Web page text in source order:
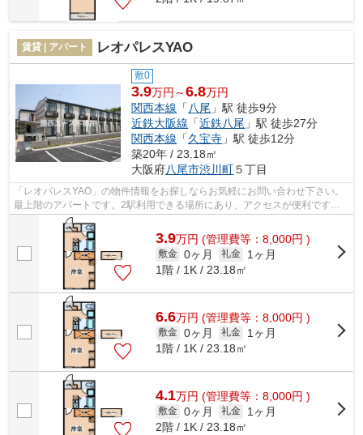
賃貸 | アパート レオパレスYAO
敷0
3.9万円～6.8万円
関西本線 「 八尾 」駅 徒歩9分
近鉄大阪線 「近鉄八尾 」駅 徒歩27分
関西本線 「久宝寺 」駅 徒歩12分
築20年 / 23.18㎡
大阪府八尾市渋川町５丁目
「レオパレスYAO」の物件情報をお探しならお気軽にお問い合わせ下さい。
最上階のアパートです。2駅利用できる場所にあり、アクセスが便利です。
初期費用のカード決済ができます。072-9...
3.9万円 (管理費等：8,000円 )
敷金 0ヶ月 礼金
1ヶ月
1階 / 1K / 23.18㎡
6.6万円 (管理費等：8,000円 )
敷金 0ヶ月 礼金
1ヶ月
1階 / 1K / 23.18㎡
4.1万円 (管理費等：8,000円 )
敷金 0ヶ月 礼金
1ヶ月
2階 / 1K / 23.18㎡